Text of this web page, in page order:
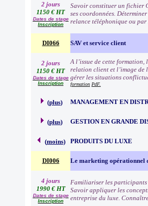
2 jours
1150 € HT
Dates de stage
Inscription
Savoir constituer un fichier
ses coordonnées.
relance téléphonique ou
DI066 SAV et service client
2 jours
1150 € HT
Dates de stage
Inscription
A l’issue de cette formation,
relation client et l’image de
gérer les situations
formation PdF.
(plus) MANAGEMENT EN
(plus) GESTION EN GRANDE
(moins) PRODUITS DU LUXE
DI006 Le marketing opérationnel
4 jours
1990 € HT
Dates de stage
Inscription
Familiariser les participants
Savoir appliquer les
entreprise du luxe.